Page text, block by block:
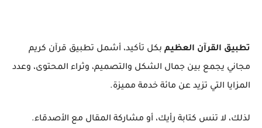
تطبيق القرآن العظيم بكل تأكيد، أشمل تطبيق قرآن كريم
مجاني يجمع بين جمال الشكل والتصميم، وثراء المحتوى، وعدد
المزايا التي تزيد عن مائة خدمة مميزة.
لذلك، لا تنس كتابة رأيك، أو مشاركة المقال مع الأصدقاء.